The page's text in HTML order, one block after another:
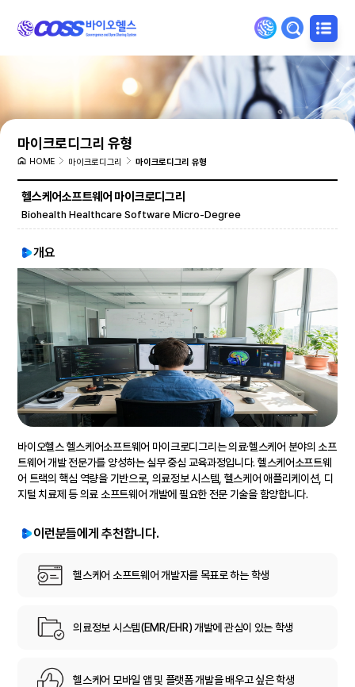
마이크로디그리 유형
HOME 마이크로디그리 마이크로디그리 유형
헬스케어소프트웨어 마이크로디그리
Biohealth Healthcare Software Micro-Degree
개요
바이오헬스 헬스케어소프트웨어 마이크로디그리는 의료·헬스케어 분야의 소프
트웨어 개발 전문가를 양성하는 실무 중심 교육과정입니다. 헬스케어소프트웨
어 트랙의 핵심 역량을 기반으로, 의료정보 시스템, 헬스케어 애플리케이션, 디
지털 치료제 등 의료 소프트웨어 개발에 필요한 전문 기술을 함양합니다.
이런분들에게 추천합니다.
헬스케어 소프트웨어 개발자를 목표로 하는 학생
의료정보 시스템(EMR/EHR) 개발에 관심이 있는 학생
헬스케어 모바일 앱 및 플랫폼 개발을 배우고 싶은 학생